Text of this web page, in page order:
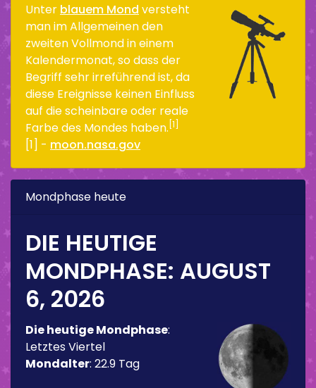
Unter blauem Mond versteht
man im Allgemeinen den
zweiten Vollmond in einem
Kalendermonat, so dass der
Begriff sehr irreführend ist, da
diese Ereignisse keinen Einfluss
auf die scheinbare oder reale
Farbe des Mondes haben. [1]
[1] - moon.nasa.gov
Mondphase heute
DIE HEUTIGE
MONDPHASE: AUGUST
6, 2026
Die heutige Mondphase:
Letztes Viertel
Mondalter: 22.9 Tag